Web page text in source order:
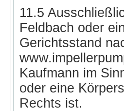
11.5
Feldbach oder
Gerichtsstand
Kaufmann im
oder eine
Rechts ist.